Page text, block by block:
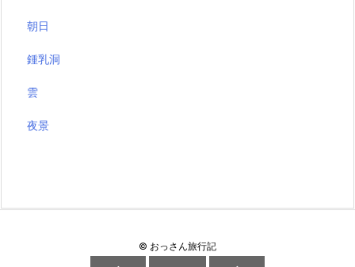
朝日
鍾乳洞
雲
夜景
© おっさん旅行記